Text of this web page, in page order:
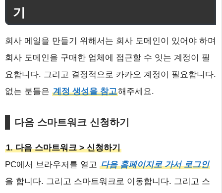
기
회사 메일을 만들기 위해서는 회사 도메인이 있어야 하며
회사 도메인을 구매한 업체에 접근할 수 잇는 계정이 필
요합니다. 그리고 결정적으로 카카오 계정이 필요합니다.
없는 분들은 계정 생성을 참고해주세요.
다음 스마트워크 신청하기
1. 다음 스마트워크 > 신청하기
PC에서 브라우저를 열고 다음 홈페이지로 가서 로그인
을 합니다. 그리고 스마트워크로 이동합니다. 그리고 스